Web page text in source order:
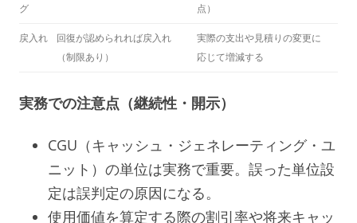
グ
点）
戻入れ
回復が認められれば戻入れ
（制限あり）
実際の支出や見積りの変更に
応じて増減する
実務での注意点（継続性・開示）
CGU（キャッシュ・ジェネレーティング・ユ
ニット）の単位は実務で重要。誤った単位設
定は誤判定の原因になる。
使用価値を算定する際の割引率や将来キャッ